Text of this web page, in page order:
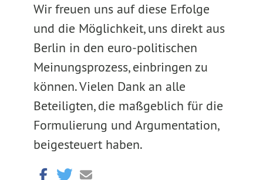
Wir freuen uns auf diese Erfolge
und die Möglichkeit, uns direkt aus
Berlin in den euro-politischen
Meinungsprozess, einbringen zu
können. Vielen Dank an alle
Beteiligten, die maßgeblich für die
Formulierung und Argumentation,
beigesteuert haben.